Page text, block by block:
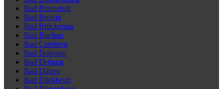
Bad Bramstedt
Bad Breisig
Bad Brückenau
Bad Buchau
Bad Camberg
Bad Doberan
Bad Driburg
Bad Düben
Bad Dürkheim